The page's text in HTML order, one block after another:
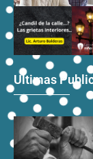
Ultimas